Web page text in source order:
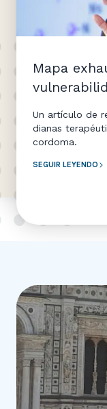
Mapa
Un artículo de
dianas
cordoma.
SEGUIR LEYENDO